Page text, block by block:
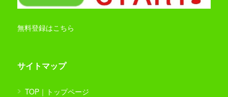
無料登録はこちら
サイトマップ
TOP｜トップページ